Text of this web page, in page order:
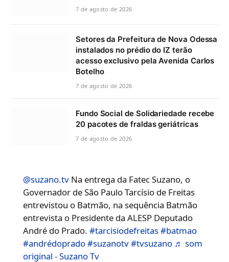
7 de agosto de 2026
Setores da Prefeitura de Nova Odessa
instalados no prédio do IZ terão
acesso exclusivo pela Avenida Carlos
Botelho
7 de agosto de 2026
Fundo Social de Solidariedade recebe
20 pacotes de fraldas geriátricas
7 de agosto de 2026
@suzano.tv Na entrega da Fatec Suzano, o
Governador de São Paulo Tarcísio de Freitas
entrevistou o Batmão, na sequência Batmão
entrevista o Presidente da ALESP Deputado
André do Prado.#tarcisiodefreitas#batmao
#andrédoprado#suzanotv#tvsuzano ♬ som
original - Suzano Tv